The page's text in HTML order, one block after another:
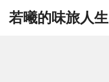
若曦的味旅人生